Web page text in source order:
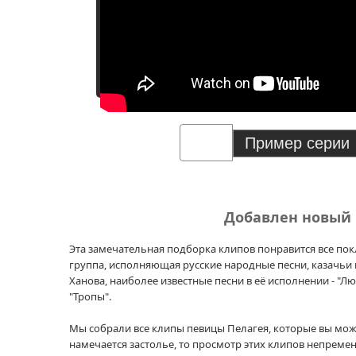
Добавлен
Эта замечательная подборка клипов понравится все
группа, исполняющая русские народные песни,
Ханова, наиболее известные песни в её исполнении -
"Тропы".
Мы собрали все клипы певицы Пелагея, которые вы
намечается застолье, то просмотр этих клипов